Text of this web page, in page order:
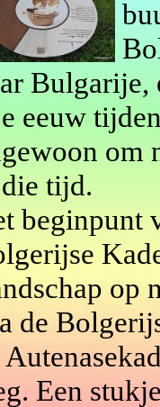
Bulgarije,
eeuw
om
tijd.
beginpunt
op
de
Een